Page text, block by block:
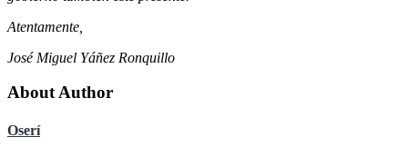
Atentamente,
José Miguel Yáñez Ronquillo
About Author
Oserí